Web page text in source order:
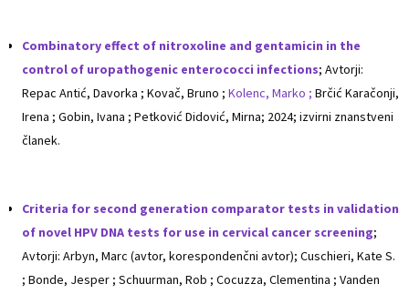
Combinatory effect of nitroxoline and gentamicin in the
control of uropathogenic enterococci infections; Avtorji:
Repac Antić, Davorka ; Kovač, Bruno ; Kolenc, Marko ; Brčić Karačonji,
Irena ; Gobin, Ivana ; Petković Didović, Mirna; 2024; izvirni znanstveni
članek.
Criteria for second generation comparator tests in validation
of novel HPV DNA tests for use in cervical cancer screening;
Avtorji: Arbyn, Marc (avtor, korespondenčni avtor); Cuschieri, Kate S.
; Bonde, Jesper ; Schuurman, Rob ; Cocuzza, Clementina ; Vanden